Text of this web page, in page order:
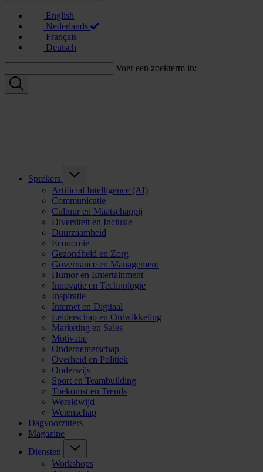
English
Nederlands
Français
Deutsch
Voer een zoekterm in:
Sprekers
Artificial Intelligence (AI)
Communicatie
Cultuur en Maatschappij
Diversiteit en Inclusie
Duurzaamheid
Economie
Gezondheid en Zorg
Governance en Management
Humor en Entertainment
Innovatie en Technologie
Inspiratie
Internet en Digitaal
Leiderschap en Ontwikkeling
Marketing en Sales
Motivatie
Ondernemerschap
Overheid en Politiek
Onderwijs
Sport en Teambuilding
Toekomst en Trends
Wereldwijd
Wetenschap
Dagvoorzitters
Magazine
Diensten
Workshops